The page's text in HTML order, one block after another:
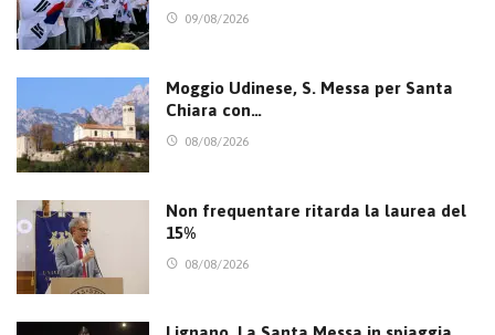
09/08/2026
Moggio Udinese, S. Messa per Santa
Chiara con…
08/08/2026
Non frequentare ritarda la laurea del
15%
08/08/2026